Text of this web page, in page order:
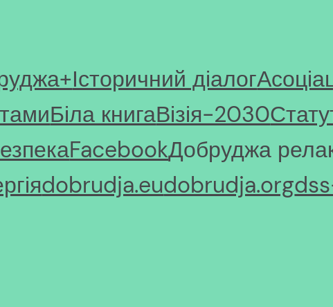
Історичний діалог
Біла книгаВізія-2030
FacebookДобруджа
dobrudja.eudobrudja.org